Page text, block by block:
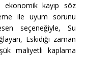
ekonomik kayıp söz
ile uyum sorunu
seçeneğiyle, Su
Eskidiği zaman
maliyetli kaplama